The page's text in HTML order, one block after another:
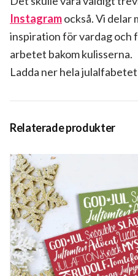
Instagramockså. Vi delar
inspiration för vardag och
arbetet bakom kulisserna.
Ladda ner hela
Relaterade produkter